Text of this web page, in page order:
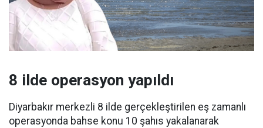
8 ilde operasyon yapıldı
Diyarbakır merkezli 8 ilde gerçekleştirilen eş zamanlı
operasyonda bahse konu 10 şahıs yakalanarak